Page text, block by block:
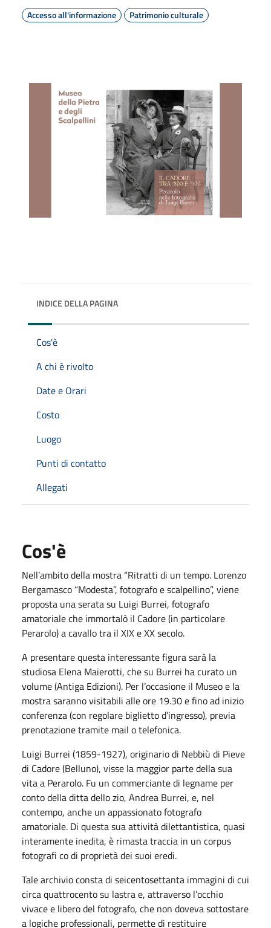
Accesso all'informazione
Patrimonio culturale
INDICE DELLA PAGINA
Cos'è
A chi è rivolto
Date e Orari
Costo
Luogo
Punti di contatto
Allegati
Cos'è
Nell’ambito della mostra “Ritratti di un tempo. Lorenzo
Bergamasco “Modesta”, fotografo e scalpellino”, viene
proposta una serata su Luigi Burrei, fotografo
amatoriale che immortalò il Cadore (in particolare
Perarolo) a cavallo tra il XIX e XX secolo.
A presentare questa interessante figura sarà la
studiosa Elena Maierotti, che su Burrei ha curato un
volume (Antiga Edizioni). Per l’occasione il Museo e la
mostra saranno visitabili alle ore 19.30 e fino ad inizio
conferenza (con regolare biglietto d’ingresso), previa
prenotazione tramite mail o telefonica.
Luigi Burrei (1859-1927), originario di Nebbiù di Pieve
di Cadore (Belluno), visse la maggior parte della sua
vita a Perarolo. Fu un commerciante di legname per
conto della ditta dello zio, Andrea Burrei, e, nel
contempo, anche un appassionato fotografo
amatoriale. Di questa sua attività dilettantistica, quasi
interamente inedita, è rimasta traccia in un corpus
fotografi co di proprietà dei suoi eredi.
Tale archivio consta di seicentosettanta immagini di cui
circa quattrocento su lastra e, attraverso l’occhio
vivace e libero del fotografo, che non doveva sottostare
a logiche professionali, permette di restituire